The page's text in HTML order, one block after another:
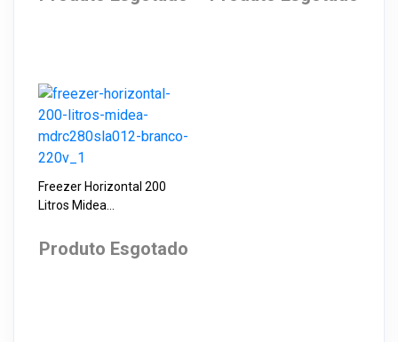
Freezer Horizontal 200
Litros Midea
220V
Produto Esgotado